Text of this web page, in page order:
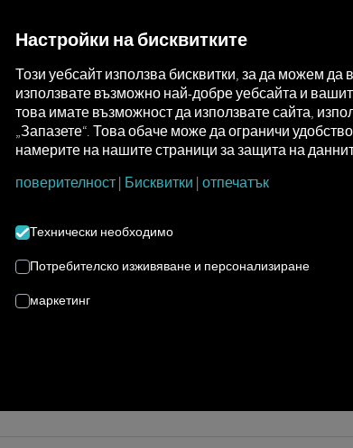
MAN DigitalServices MAN eManager S
Настройки на бисквитките
Този уебсайт използва бисквитки, за да можем
използвате възможно най-добре уебсайта и
това имате възможност да използвате сайта,
„Запазете“. Това обаче може да ограничи
намерите на нашите страници за защита на
поверителност | Бисквитки | отпечатък
Технически необходимо
Потребителско изживяване и персонализиране
маркетинг